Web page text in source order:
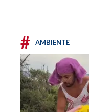
# AMBIENTE